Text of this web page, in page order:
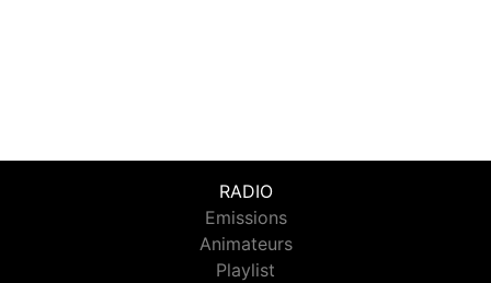
RADIO
Emissions
Animateurs
Playlist